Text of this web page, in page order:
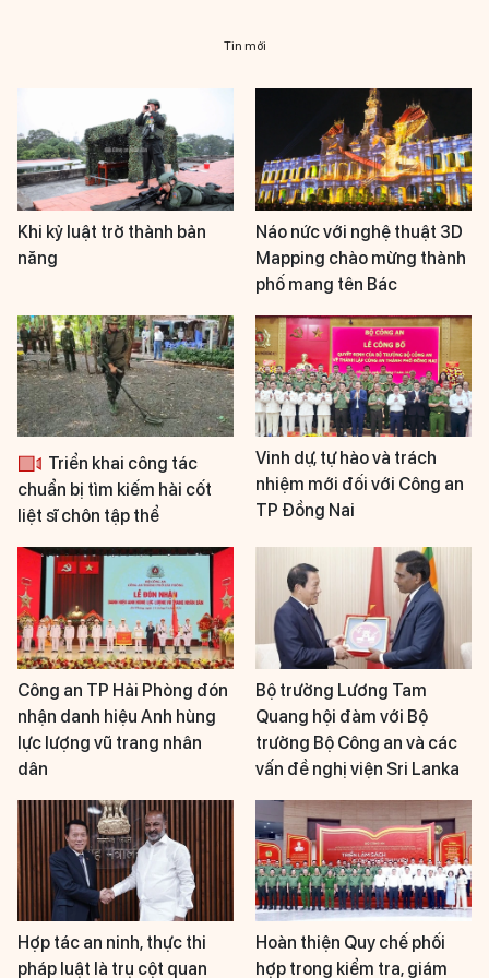
Tin mới
Khi kỷ luật trở thành bản
năng
Náo nức với nghệ thuật 3D
Mapping chào mừng thành
phố mang tên Bác
Triển khai công tác
chuẩn bị tìm kiếm hài cốt
liệt sĩ chôn tập thể
Vinh dự, tự hào và trách
nhiệm mới đối với Công an
TP Đồng Nai
Công an TP Hải Phòng đón
nhận danh hiệu Anh hùng
lực lượng vũ trang nhân
dân
Bộ trưởng Lương Tam
Quang hội đàm với Bộ
trưởng Bộ Công an và các
vấn đề nghị viện Sri Lanka
Hợp tác an ninh, thực thi
pháp luật là trụ cột quan
Hoàn thiện Quy chế phối
hợp trong kiểm tra, giám